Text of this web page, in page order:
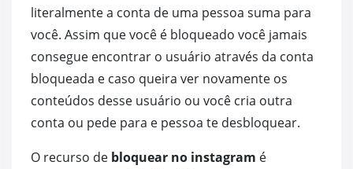
literalmente a conta de uma pessoa suma para
você. Assim que você é bloqueado você jamais
consegue encontrar o usuário através da conta
bloqueada e caso queira ver novamente os
conteúdos desse usuário ou você cria outra
conta ou pede para e pessoa te desbloquear.
O recurso de bloquear no instagram é